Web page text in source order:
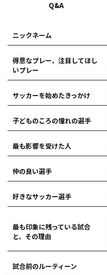
Q&A
ニックネーム
得意なプレー、注目してほし
いプレー
サッカーを始めたきっかけ
子どものころの憧れの選手
最も影響を受けた人
仲の良い選手
好きなサッカー選手
最も印象に残っている試合
と、その理由
試合前のルーティーン